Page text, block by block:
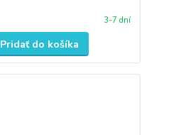
3-7 dní
Pridať do košíka